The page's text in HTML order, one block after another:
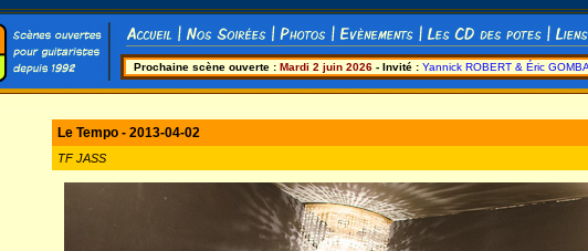
Prochaine scène ouverte : Mardi 2 juin 2026 - Invité : Yannick ROBERT & Éric
Le Tempo - 2013-04-02
TF JASS